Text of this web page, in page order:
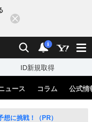
検索 通知
i
ID新規取得
ュース コラム 公式情
に挑戦！（PR）